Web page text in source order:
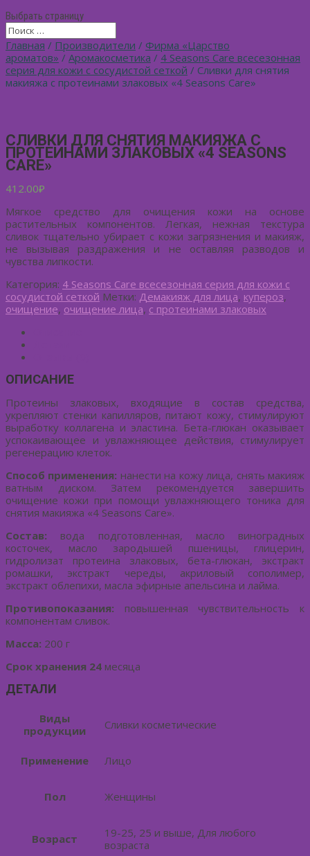
Выбрать страницу
Главная / Производители / Фирма «Царство
ароматов» / Аромакосметика / 4 Seasons Care всесезонная
серия для кожи с сосудистой сеткой / Сливки для снятия
макияжа с протеинами злаковых «4 Seasons Care»
СЛИВКИ ДЛЯ СНЯТИЯ МАКИЯЖА С
ПРОТЕИНАМИ ЗЛАКОВЫХ «4 SEASONS
CARE»
412.00₽
Мягкое средство для очищения кожи на основе
растительных компонентов. Легкая, нежная текстура
сливок тщательно убирает с кожи загрязнения и макияж,
не вызывая раздражения и не оставляя разводов и
чувства липкости.
Категория: 4 Seasons Care всесезонная серия для кожи с
сосудистой сеткой Метки: Демакияж для лица, купероз,
очищение, очищение лица, с протеинами злаковых
ОПИСАНИЕ
Протеины злаковых, входящие в состав средства,
укрепляют стенки капилляров, питают кожу, стимулируют
выработку коллагена и эластина. Бета-глюкан оказывает
успокаивающее и увлажняющее действия, стимулирует
регенерацию клеток.
Способ применения: нанести на кожу лица, снять макияж
ватным диском. Затем рекомендуется завершить
очищение кожи при помощи увлажняющего тоника для
снятия макияжа «4 Seasons Care».
Состав: вода подготовленная, масло виноградных
косточек, масло зародышей пшеницы, глицерин,
гидролизат протеина злаковых, бета-глюкан, экстракт
ромашки, экстракт череды, акриловый сополимер,
экстракт облепихи, масла эфирные апельсина и лайма.
Противопоказания: повышенная чувствительность к
компонентам сливок.
Масса: 200 г
Срок хранения 24 месяца
ДЕТАЛИ
Виды
продукции
Сливки косметические
Применение Лицо
Пол Женщины
Возраст
19-25, 25 и выше, Для любого
возраста